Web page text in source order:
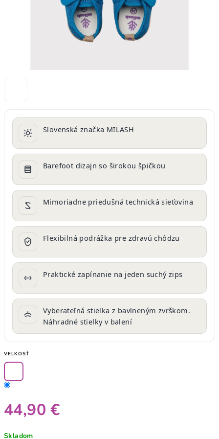
Slovenská značka MILASH
Barefoot dizajn so širokou špičkou
Mimoriadne priedušná technická sieťovina
Flexibilná podrážka pre zdravú chôdzu
Praktické zapínanie na jeden suchý zips
Vyberateľná stielka z bavlneným zvrškom.
Náhradné stielky v balení
VEĽKOSŤ
44,90 €
Skladom